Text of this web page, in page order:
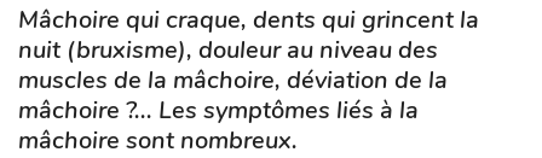
Mâchoire qui craque, dents qui grincent la
nuit (bruxisme), douleur au niveau des
muscles de la mâchoire, déviation de la
mâchoire ?... Les symptômes liés à la
mâchoire sont nombreux.